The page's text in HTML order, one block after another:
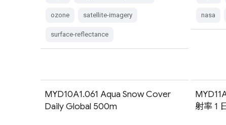
ozone satellite-imagery
surface-reflectance
nasa
MYD10A1.061 Aqua Snow Cover
Daily Global 500m
射率 1